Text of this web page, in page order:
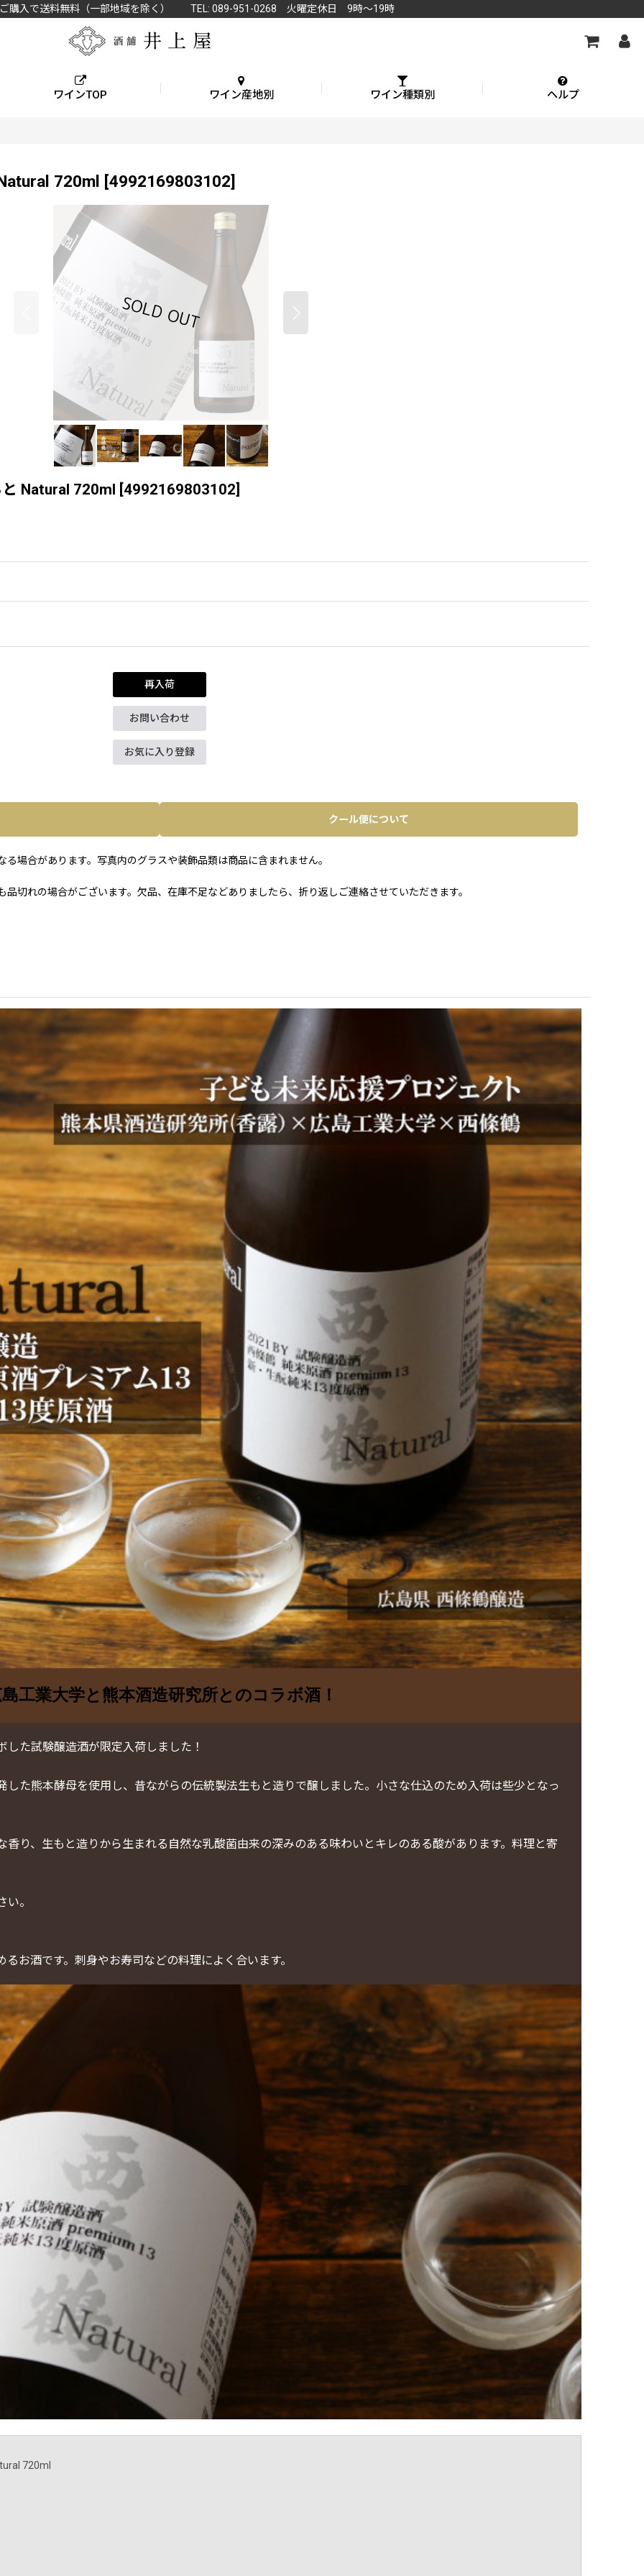
購入で送料無料（一部地域を除く） TEL: 089-951-0268 火曜定休日 9時～19時
ワインTOP ワイン産地別 ワイン種類別 ヘルプ
720ml [4992169803102]
Natural 720ml [4992169803102]
再入荷
お問い合わせ
お気に入り登録
クール便について
場合があります。写真内のグラスや装飾品類は商品に含まれません。
切れの場合がございます。欠品、在庫不足などありましたら、折り返しご連絡させていただきます。
工業大学と熊本酒造研究所とのコラボ酒！
た試験醸造酒が限定入荷しました！
た熊本酵母を使用し、昔ながらの伝統製法生もと造りで醸しました。小さな仕込のため入荷は些少となっ
り、生もと造りから生まれる自然な乳酸菌由来の深みのある味わいとキレのある酸があります。料理と寄
。
お酒です。刺身やお寿司などの料理によく合います。
720ml